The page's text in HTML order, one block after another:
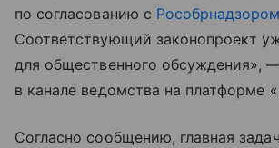
по согласованию с Рособрнадзором
Соответствующий законопроект
для общественного обсуждения»,
в канале ведомства на платформе
Согласно сообщению, главная